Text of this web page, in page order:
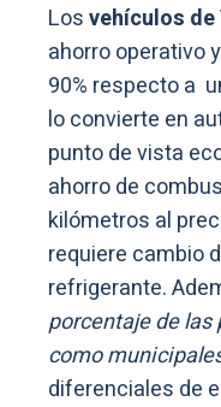
Losvehículos
ahorro operativo
90% respecto a
lo convierte en
punto de vista
ahorro de
kilómetros al
requiere cambio
refrigerante.
porcentaje de
como
diferenciales de